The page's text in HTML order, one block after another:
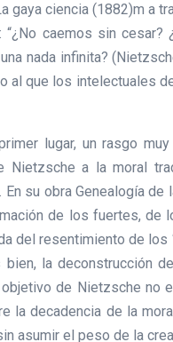
gaya ciencia (1882)m a
caemos sin cesar?
nada infinita?
al que los intelectuales
lugar, un rasgo
Nietzsche a la moral
su obra Genealogía
de los fuertes, de
del resentimiento de
la deconstrucción
de Nietzsche no
la decadencia de la
asumir el peso de la